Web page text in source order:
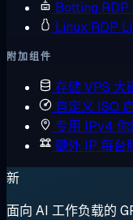
Botting RDP
Linux RDP
附加组件
存储 VPS 大
自定义 ISO
专用 IPv4 你
额外 IP 每台
新
面向 AI 工作负载的